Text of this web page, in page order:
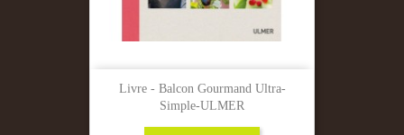
Livre - Balcon Gourmand Ultra-
Simple-ULMER